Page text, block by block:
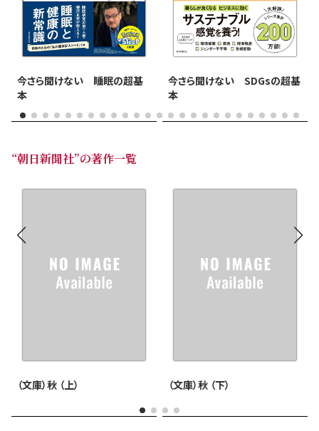
今さら聞けない 睡眠の超基
本
今さら聞けない SDGsの超基
本
“朝日新聞社”の著作一覧
（文庫）秋 （上） （文庫）秋 （下）